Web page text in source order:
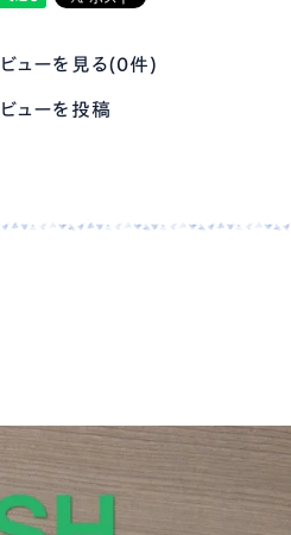
ューを見る(0件)
ューを投稿